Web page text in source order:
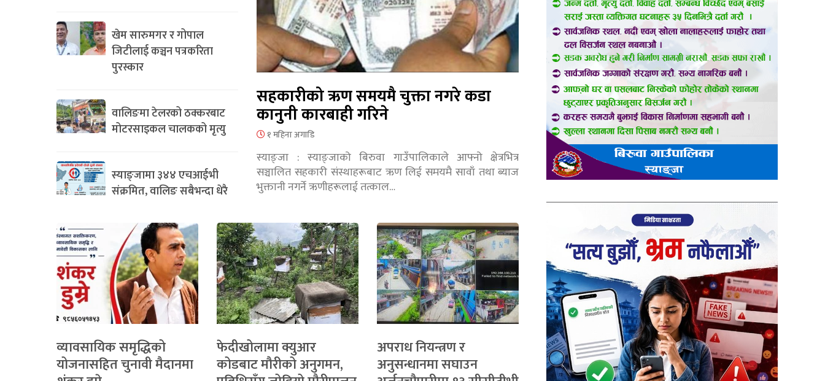
खेम सारुमगर र गोपाल
जिटीलाई कञ्चन पत्रकरिता
पुरस्कार
वालिङमा टेलरको ठक्करबाट
मोटरसाइकल चालकको मृत्यु
स्याङ्जामा ३४४ एचआईभी
संक्रमित, वालिङ सबैभन्दा धेरै
सहकारीको ऋण समयमै चुक्ता नगरे कडा
कानुनी कारबाही गरिने
१ महिना अगाडि
स्याङ्जा : स्याङ्जाको बिरुवा गाउँपालिकाले आफ्नो क्षेत्रभित्र
सञ्चालित सहकारी संस्थाहरूबाट ऋण लिई समयमै सावाँ तथा ब्याज
भुक्तानी नगर्ने ऋणीहरूलाई तत्काल…
व्यावसायिक समृद्धिको
योजनासहित चुनावी मैदानमा
फेदीखोलामा क्युआर
कोडबाट मौरीको अनुगमन,
अपराध नियन्त्रण र
अनुसन्धानमा सघाउन